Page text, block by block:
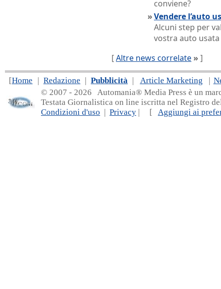
conviene?
»Vendere l’auto
Alcuni step per
vostra auto usata
[Altre news correlate » ]
[Home | Redazione | Pubblicità | Article Marketing |
© 2007 - 2026 Automania® Media Press è un
Testata Giornalistica on line iscritta nel Registro
Condizioni d'uso | Privacy | [ Aggiungi ai